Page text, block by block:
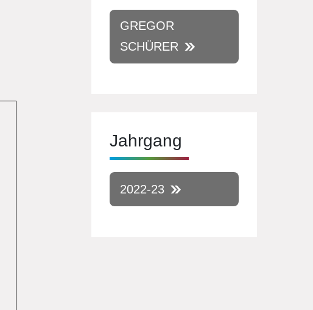
GREGOR
SCHÜRER
Jahrgang
2022-23